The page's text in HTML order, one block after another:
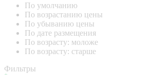
По умолчанию
По возрастанию цены
По убыванию цены
По дате размещения
По возрасту: моложе
По возрасту: старше
Фильтры